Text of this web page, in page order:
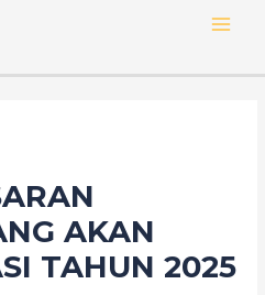
AKAN
TAHUN 2025